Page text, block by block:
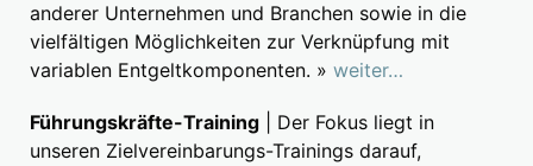
anderer Unternehmen und Branchen sowie in die
vielfältigen Möglichkeiten zur Verknüpfung mit
variablen Entgeltkomponenten. » weiter…
Führungskräfte-Training | Der Fokus liegt in
unseren Zielvereinbarungs-Trainings darauf,